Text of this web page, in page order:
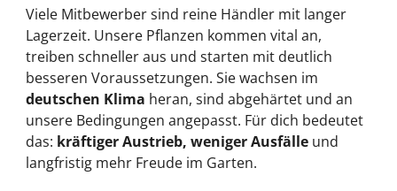
Viele Mitbewerber sind reine Händler mit langer
Lagerzeit. Unsere Pflanzen kommen vital an,
treiben schneller aus und starten mit deutlich
besseren Voraussetzungen. Sie wachsen im
deutschen Klima heran, sind abgehärtet und an
unsere Bedingungen angepasst. Für dich bedeutet
das: kräftiger Austrieb, weniger Ausfälle und
langfristig mehr Freude im Garten.